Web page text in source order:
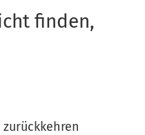
finden,
zurückkehren